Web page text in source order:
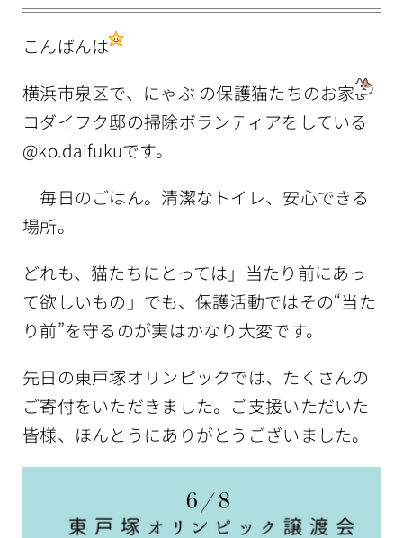
こんばんは
横浜市泉区で、にゃぶ の保護猫たちのお家
コダイフク邸の掃除ボランティアをしている
@ko.daifukuです。
毎日のごはん。清潔なトイレ、安心できる
場所。
どれも、猫たちにとっては」当たり前にあっ
て欲しいもの」でも、保護活動ではその“当た
り前”を守るのが実はかなり大変です。
先日の東戸塚オリンピックでは、たくさんの
ご寄付をいただきました。ご支援いただいた
皆様、ほんとうにありがとうございました。